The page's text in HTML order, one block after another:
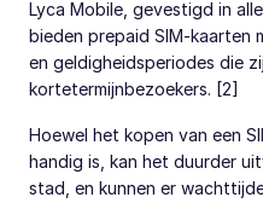
Lyca Mobile, gevestigd in
bieden prepaid SIM-kaarten
en geldigheidsperiodes die
kortetermijnbezoekers. [2]
Hoewel het kopen van een
handig is, kan het duurder
stad, en kunnen er